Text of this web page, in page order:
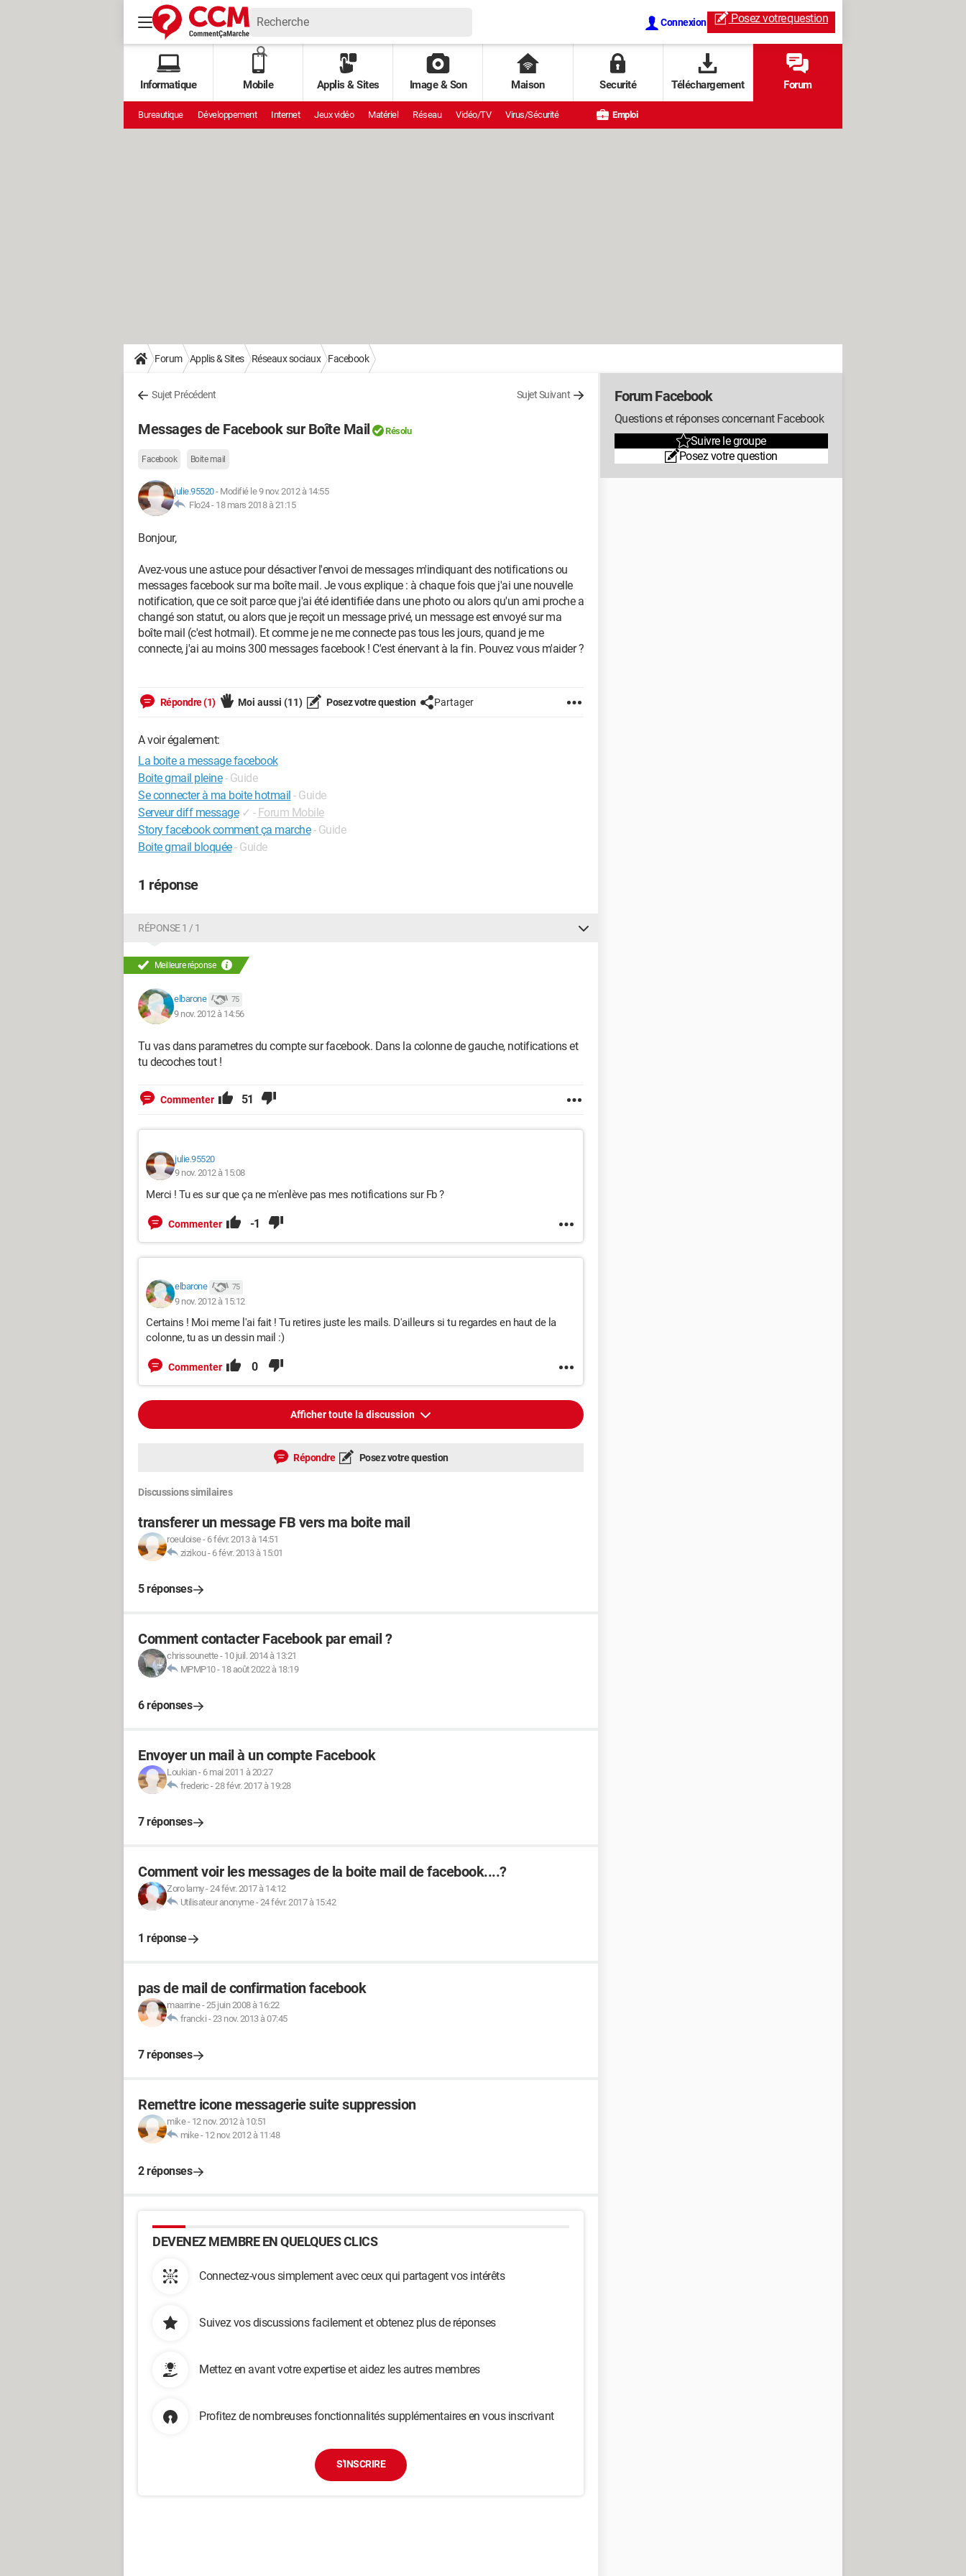
Connexion Posez votrequestion
Informatique Mobile Applis & Sites Image & Son Maison Securité Téléchargement Forum
Bureautique Développement Internet Jeux vidéo Matériel Réseau Vidéo/TV Virus/Sécurité Emploi
Forum Applis & Sites Réseaux sociaux Facebook
Sujet Précédent Sujet Suivant
Messages de Facebook sur Boîte Mail Résolu
Facebook Boite mail
julie.95520- Modifié le 9 nov. 2012 à 14:55
Flo24 - 18 mars 2018 à 21:15
Bonjour,
Avez-vous une astuce pour désactiver l'envoi de messages m'indiquant des notifications ou
messages facebook sur ma boîte mail. Je vous explique : à chaque fois que j'ai une nouvelle
notification, que ce soit parce que j'ai été identifiée dans une photo ou alors qu'un ami proche a
changé son statut, ou alors que je reçoit un message privé, un message est envoyé sur ma
boîte mail (c'est hotmail). Et comme je ne me connecte pas tous les jours, quand je me
connecte, j'ai au moins 300 messages facebook ! C'est énervant à la fin. Pouvez vous m'aider ?
Répondre (1) Moi aussi (11) Posez votre question Partager
A voir également:
La boite a message facebook
Boite gmail pleine - Guide
Se connecter à ma boite hotmail - Guide
Serveur diff message ✓ - Forum Mobile
Story facebook comment ça marche - Guide
Boite gmail bloquée- Guide
1 réponse
RÉPONSE 1 / 1
Meilleure réponse
elbarone 75
9 nov. 2012 à 14:56
Tu vas dans parametres du compte sur facebook. Dans la colonne de gauche, notifications et
tu decoches tout !
Commenter 51
julie.95520
9 nov. 2012 à 15:08
Merci ! Tu es sur que ça ne m'enlève pas mes notifications sur Fb ?
Commenter -1
elbarone 75
9 nov. 2012 à 15:12
Certains ! Moi meme l'ai fait ! Tu retires juste les mails. D'ailleurs si tu regardes en haut de la
colonne, tu as un dessin mail :)
Commenter 0
Afficher toute la discussion
Répondre Posez votre question
Discussions similaires
transferer un message FB vers ma boite mail
roeuloise- 6 févr. 2013 à 14:51
zizikou- 6 févr. 2013 à 15:01
5 réponses
Comment contacter Facebook par email ?
chrissounette- 10 juil. 2014 à 13:21
MPMP10- 18 août 2022 à 18:19
6 réponses
Envoyer un mail à un compte Facebook
Loukian- 6 mai 2011 à 20:27
frederic -28 févr. 2017 à 19:28
7 réponses
Comment voir les messages de la boite mail de facebook....?
Zoro lamy-24 févr. 2017 à 14:12
Utilisateur anonyme-24 févr. 2017 à 15:42
1 réponse
pas de mail de confirmation facebook
maarrine-25 juin 2008 à 16:22
francki -23 nov. 2013 à 07:45
7 réponses
Remettre icone messagerie suite suppression
mike- 12 nov. 2012 à 10:51
mike- 12 nov. 2012 à 11:48
2 réponses
DEVENEZ MEMBRE EN QUELQUES CLICS
Connectez-vous simplement avec ceux qui partagent vos intérêts
Suivez vos discussions facilement et obtenez plus de réponses
Mettez en avant votre expertise et aidez les autres membres
Profitez de nombreuses fonctionnalités supplémentaires en vous inscrivant
S'INSCRIRE
Forum Facebook
Questions et réponses concernant Facebook
Suivre le groupe
Posez votre question